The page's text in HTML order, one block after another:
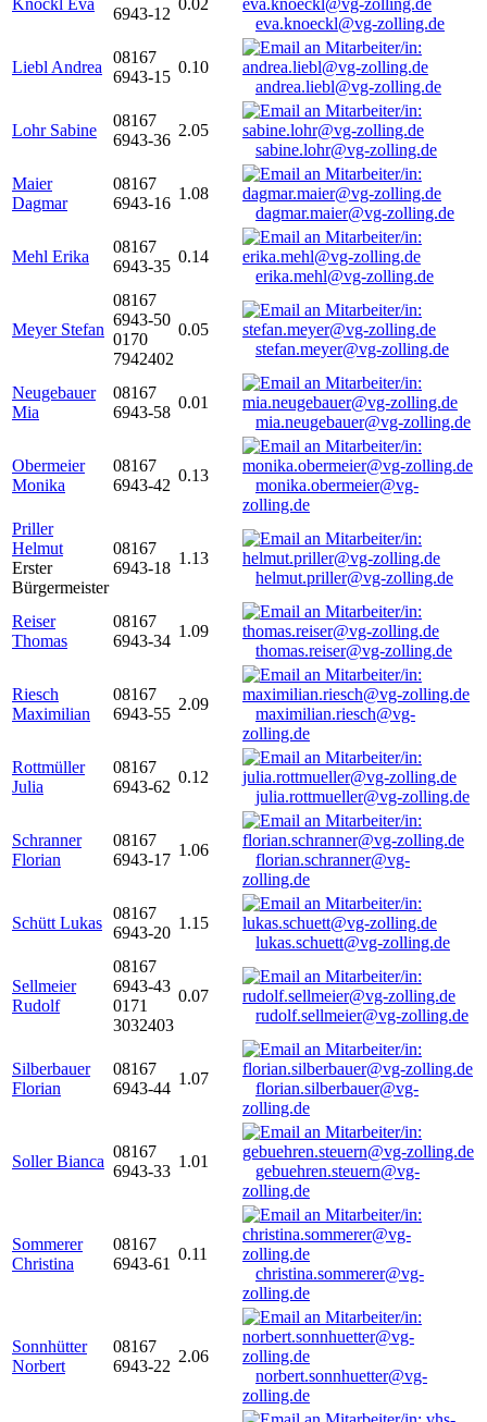
Knöckl Eva
6943-12
0.02
eva.knoeckl@vg-zolling.de
Liebl Andrea
08167
6943-15
0.10
andrea.liebl@vg-zolling.de
Lohr Sabine
08167
6943-36
2.05
sabine.lohr@vg-zolling.de
Maier
Dagmar
08167
6943-16
1.08
dagmar.maier@vg-zolling.de
Mehl Erika
08167
6943-35
0.14
erika.mehl@vg-zolling.de
Meyer Stefan
08167
6943-50
0170
7942402
0.05
stefan.meyer@vg-zolling.de
Neugebauer
Mia
08167
6943-58
0.01
mia.neugebauer@vg-zolling.de
Obermeier
Monika
08167
6943-42
0.13
monika.obermeier@vg-
zolling.de
Priller
Helmut
Erster
Bürgermeister
08167
6943-18
1.13
helmut.priller@vg-zolling.de
Reiser
Thomas
08167
6943-34
1.09
thomas.reiser@vg-zolling.de
Riesch
Maximilian
08167
6943-55
2.09
maximilian.riesch@vg-
zolling.de
Rottmüller
Julia
08167
6943-62
0.12
julia.rottmueller@vg-zolling.de
Schranner
Florian
08167
6943-17
1.06
florian.schranner@vg-
zolling.de
Schütt Lukas
08167
6943-20
1.15
lukas.schuett@vg-zolling.de
Sellmeier
Rudolf
08167
6943-43
0171
3032403
0.07
rudolf.sellmeier@vg-zolling.de
Silberbauer
Florian
08167
6943-44
1.07
florian.silberbauer@vg-
zolling.de
Soller Bianca
08167
6943-33
1.01
gebuehren.steuern@vg-
zolling.de
Sommerer
Christina
08167
6943-61
0.11
christina.sommerer@vg-
zolling.de
Sonnhütter
Norbert
08167
6943-22
2.06
norbert.sonnhuetter@vg-
zolling.de